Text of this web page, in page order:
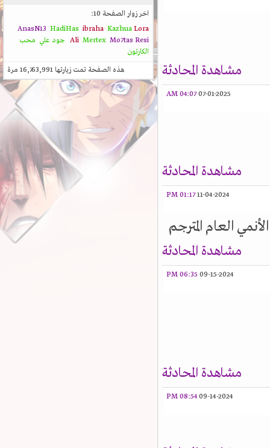
مشاهدة المحادثة
07-01-2025
04:07 AM
مشاهدة المحادثة
11-04-2024
01:17 PM
العام المترجم
مشاهدة المحادثة
09-15-2024
06:35 PM
مشاهدة المحادثة
09-14-2024
08:54 PM
اخر زوار الصفحة 10:
AnasN13
HadiHas ibraha KazhuaLora
Ali
Mertex Mo7tasResi جود علي
محب
الكارتون
هذه الصفحة تمت زيارتها16,763,991مرة